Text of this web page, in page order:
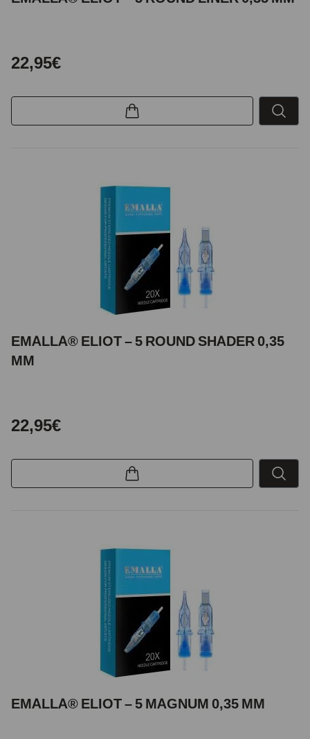
22,95€
EMALLA® ELIOT – 5 ROUND SHADER 0,35
MM
22,95€
EMALLA® ELIOT – 5 MAGNUM 0,35 MM